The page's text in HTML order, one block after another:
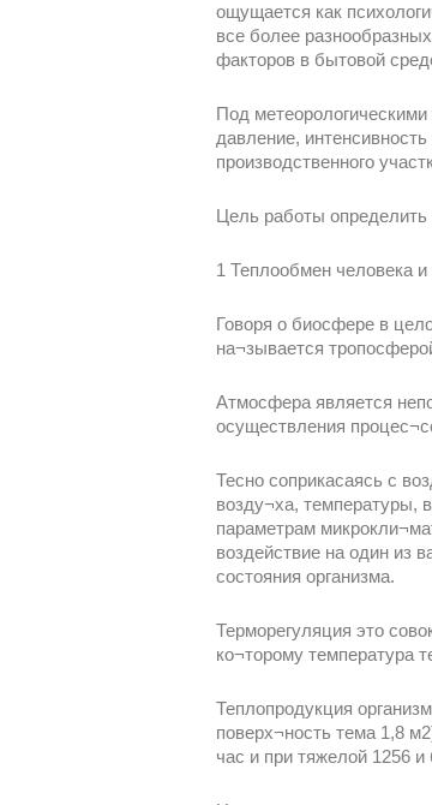
ощущается как
все более
факторов в бытовой
Под
давление,
производственного
Цель работы
1 Теплообмен человека
Говоря о биосфере в
на¬зывается
Атмосфера является
осуществления
Тесно соприкасаясь с
возду¬ха, температуры,
параметрам
воздействие на один из
состояния организма.
Терморегуляция это
ко¬торому температура
Теплопродукция
поверх¬ность тема 1,8
час и при тяжелой 1256